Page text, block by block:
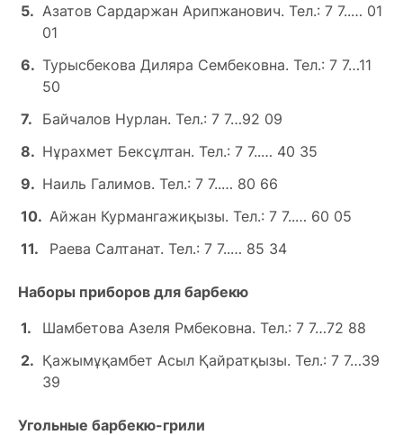
Азатов Сардаржан Арипжанович. Тел.: 7 7..… 01
01
Турысбекова Диляра Сембековна. Тел.: 7 7…11
50
Байчалов Нурлан. Тел.: 7 7…92 09
Нұрахмет Бексұлтан. Тел.: 7 7..… 40 35
Наиль Галимов. Тел.: 7 7..… 80 66
Айжан Курмангажиқызы. Тел.: 7 7..… 60 05
Раева Салтанат. Тел.: 7 7..… 85 34
Наборы приборов для барбекю
Шамбетова Азеля Рмбековна. Тел.: 7 7…72 88
Қажымұқамбет Асыл Қайратқызы. Тел.: 7 7…39
39
Угольные барбекю-грили